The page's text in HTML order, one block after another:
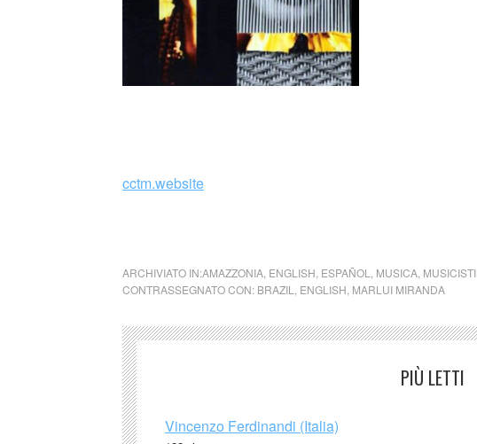
cctm.website
ARCHIVIATO IN:AMAZZONIA ENGLISH ESPAÑOL MUSICA MUSICISTI
CONTRASSEGNATO CON: BRAZIL ENGLISH MARLUI MIRANDA
PIÙ LETTI
Vincenzo Ferdinandi (Italia)